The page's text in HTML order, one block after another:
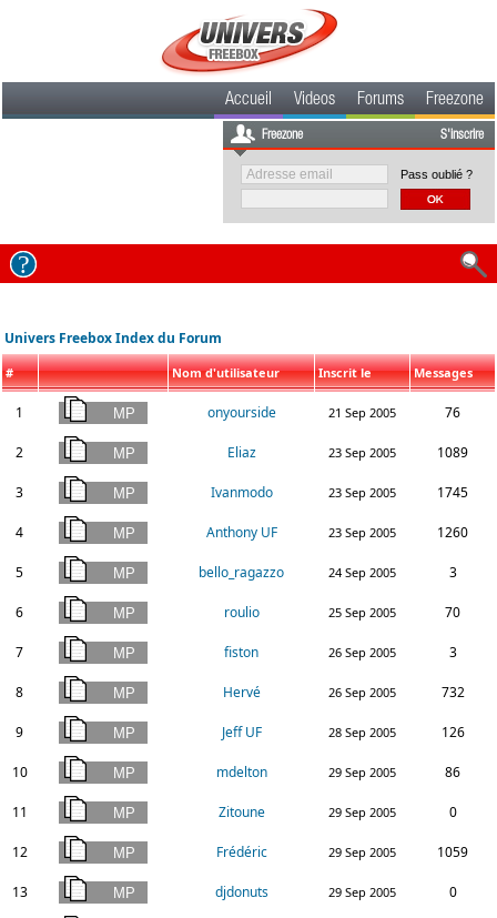
Accueil Videos Forums Freezone
Freezone S'inscrire
Pass oublié ?
Univers Freebox Index du Forum
# Nom d'utilisateur Inscrit le Messages
1 onyourside 21 Sep 2005 76
2 Eliaz 23 Sep 2005 1089
3 Ivanmodo 23 Sep 2005 1745
4 Anthony UF 23 Sep 2005 1260
5 bello_ragazzo 24 Sep 2005 3
6 roulio 25 Sep 2005 70
7 fiston 26 Sep 2005 3
8 Hervé 26 Sep 2005 732
9 Jeff UF 28 Sep 2005 126
10 mdelton 29 Sep 2005 86
11 Zitoune 29 Sep 2005 0
12 Frédéric 29 Sep 2005 1059
13 djdonuts 29 Sep 2005 0